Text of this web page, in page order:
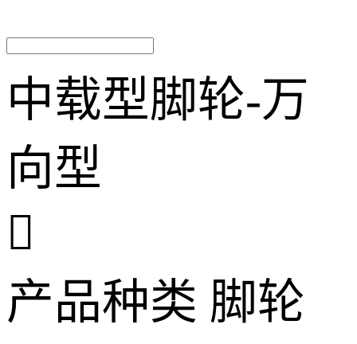
中载型脚轮-万
向型

产品种类 脚轮